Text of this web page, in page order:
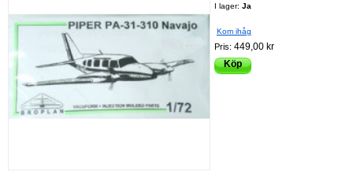
I lager: Ja
Kom ihåg
Pris: 449,00 kr
Köp